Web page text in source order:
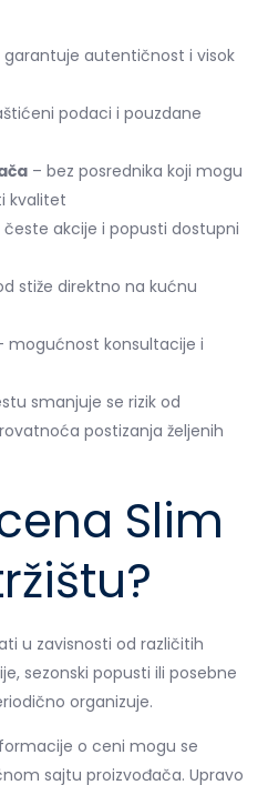
garantuje autentičnost i visok
podaci i pouzdane
– bez posrednika koji mogu
kvalitet
česte akcije i popusti dostupni
stiže direktno na kućnu
mogućnost konsultacije i
smanjuje se rizik od
postizanja željenih
Slim
u zavisnosti od različitih
sezonski popusti ili posebne
organizuje.
o ceni mogu se
sajtu proizvođača. Upravo